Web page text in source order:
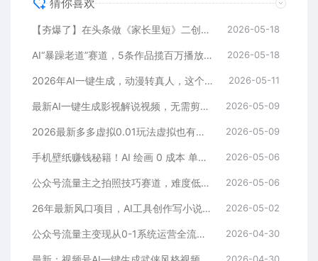
【夯爆了】在头条做《家长里短》二创小故事，这个月收益2w+ 2026-05-18
AI“暴躁老道”赛道，5条作品揽百万播放！（附变现全攻略） 2026-05-18
2026年AI一键生成，动漫转真人，这个月靠这个AI赚了2W+ 2026-05-11
最新AI一键生成影视解说视频，无需剪辑3分钟1条，条条爆款，多平台变现日入2000+ 2026-05-09
2026最新多多虚拟0.01玩法虚拟也有新门路轻松日入2500! 2026-05-09
手机壁纸赚钱秘籍！AI 绘画 0 成本 单店狂销 3.8 万单 2026-05-06
公众号流量主之拍照技巧赛道，难度低+流量大，起号第一篇就爆了10w阅读！ 2026-05-06
26年最新风口项目，AI工具创作写小说，轻松实现日入1000+ 2026-05-02
公众号流量主变现从0-1系统运营全流程讲解！ 2026-04-30
2026-04-30